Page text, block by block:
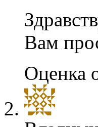
Вам
Оценка